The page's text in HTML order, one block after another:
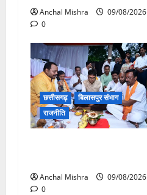
Anchal Mishra
09/08/2026
0
छत्तीसगढ़
बिलासपुर संभाग
राजनीति
Anchal Mishra
09/08/2026
0